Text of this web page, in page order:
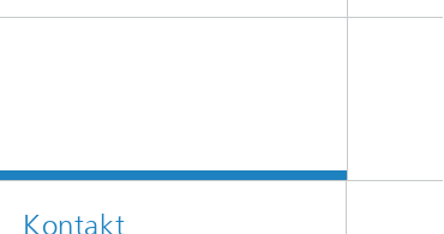
Kontakt